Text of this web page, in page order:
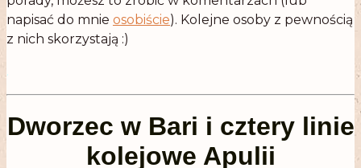
napisać do mnie osobiście). Kolejne osoby z pewnością
z nich skorzystają :)
.
Dworzec w Bari i cztery linie
kolejowe Apulii